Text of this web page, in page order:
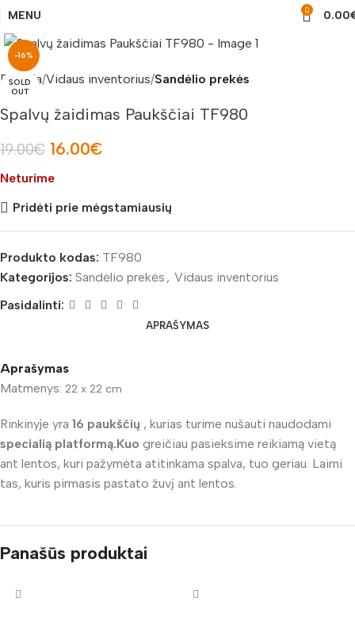
MENU 0 0.00
-16%
SOLD
OUT
Pradžia Vidaus inventorius Sandėlio prekės
Spalvų žaidimas Paukščiai TF980
19.00€ 16.00€
Neturime
Pridėti prie mėgstamiausių
Produkto kodas: TF980
Kategorijos: Sandėlio prekės , Vidaus inventorius
Pasidalinti:
APRAŠYMAS
Aprašymas
Matmenys: 22 x 22 cm
Rinkinyje yra 16 paukščių , kurias turime nušauti naudodami
specialią platformą.Kuo greičiau pasieksime reikiamą vietą
ant lentos, kuri pažymėta atitinkama spalva, tuo geriau. Laimi
tas, kuris pirmasis pastato žuvį ant lentos.
Panašūs produktai